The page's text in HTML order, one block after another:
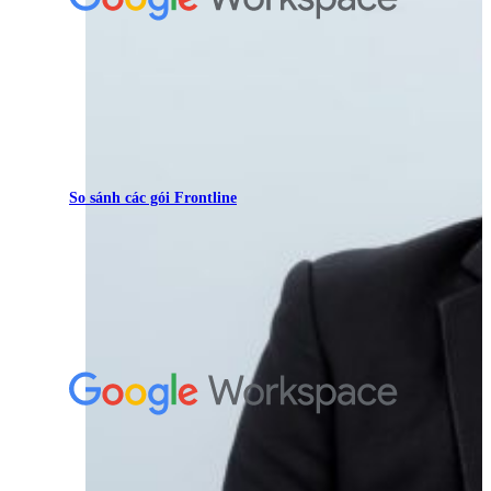
So sánh các gói Frontline